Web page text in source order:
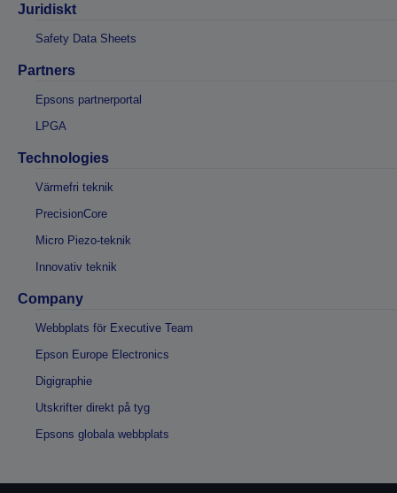
Juridiskt
Safety Data Sheets
Partners
Epsons partnerportal
LPGA
Technologies
Värmefri teknik
PrecisionCore
Micro Piezo-teknik
Innovativ teknik
Company
Webbplats för Executive Team
Epson Europe Electronics
Digigraphie
Utskrifter direkt på tyg
Epsons globala webbplats